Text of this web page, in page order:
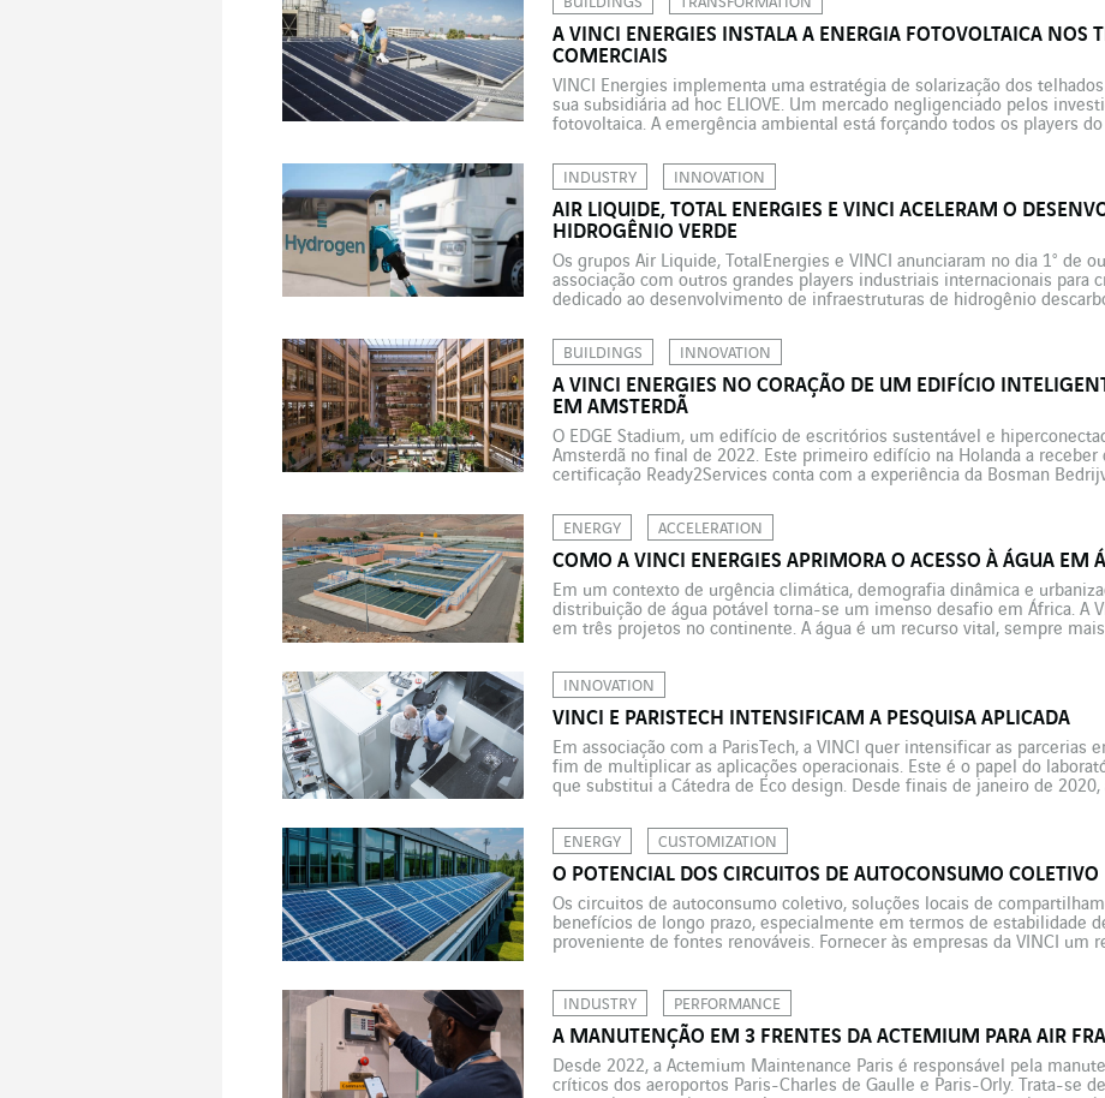
A VINCI ENERGIES INSTALA A ENERGIA FOTOVOLTAICA NOS
COMERCIAIS
VINCI Energies implementa uma estratégia de solarização dos
sua subsidiária ad hoc ELIOVE. Um mercado negligenciado pelos
fotovoltaica. A emergência ambiental está forçando todos os players
atividades. Entre as opções insuficientemente […]
INDUSTRY INNOVATION
AIR LIQUIDE, TOTAL ENERGIES E VINCI ACELERAM O
HIDROGÊNIO VERDE
Os grupos Air Liquide, TotalEnergies e VINCI anunciaram no dia 1° de
associação com outros grandes players industriais internacionais para
dedicado ao desenvolvimento de infraestruturas de hidrogênio
BUILDINGS INNOVATION
A VINCI ENERGIES NO CORAÇÃO DE UM EDIFÍCIO
EM AMSTERDÃ
O EDGE Stadium, um edifício de escritórios sustentável e
Amsterdã no final de 2022. Este primeiro edifício na Holanda a receber
certificação Ready2Services conta com a experiência da Bosman
anos […]
ENERGY ACCELERATION
COMO A VINCI ENERGIES APRIMORA O ACESSO À ÁGUA EM
Em um contexto de urgência climática, demografia dinâmica e
distribuição de água potável torna-se um imenso desafio em África. A
em três projetos no continente. A água é um recurso vital, sempre
INNOVATION
VINCI E PARISTECH INTENSIFICAM A PESQUISA APLICADA
Em associação com a ParisTech, a VINCI quer intensificar as parcerias
fim de multiplicar as aplicações operacionais. Este é o papel do
que substitui a Cátedra de Eco design. Desde finais de janeiro de 2020,
ENERGY CUSTOMIZATION
O POTENCIAL DOS CIRCUITOS DE AUTOCONSUMO COLETIVO
Os circuitos de autoconsumo coletivo, soluções locais de
benefícios de longo prazo, especialmente em termos de estabilidade
proveniente de fontes renováveis. Fornecer às empresas da VINCI um
INDUSTRY PERFORMANCE
A MANUTENÇÃO EM 3 FRENTES DA ACTEMIUM PARA AIR
Desde 2022, a Actemium Maintenance Paris é responsável pela
críticos dos aeroportos Paris-Charles de Gaulle e Paris-Orly. Trata-se